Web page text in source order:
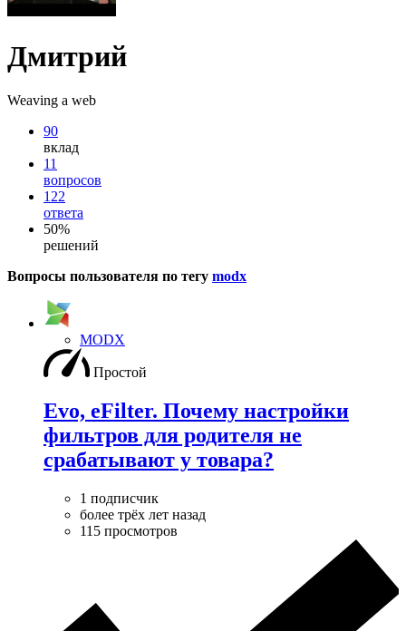
Дмитрий
Weaving a web
90
вклад
11
вопросов
122
ответа
50%
решений
Вопросы пользователя по тегу modx
MODX
Простой
Evo, eFilter. Почему настройки
фильтров для родителя не
срабатывают у товара?
1 подписчик
более трёх лет назад
115 просмотров